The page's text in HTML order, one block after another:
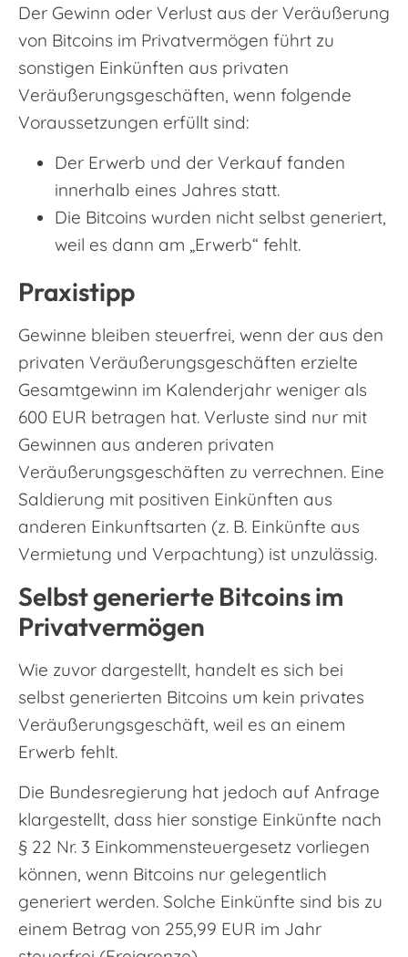
Der Gewinn oder Verlust aus der Veräußerung
von Bitcoins im Privatvermögen führt zu
sonstigen Einkünften aus privaten
Veräußerungsgeschäften, wenn folgende
Voraussetzungen erfüllt sind:
Der Erwerb und der Verkauf fanden
innerhalb eines Jahres statt.
Die Bitcoins wurden nicht selbst generiert,
weil es dann am „Erwerb“ fehlt.
Praxistipp
Gewinne bleiben steuerfrei, wenn der aus den
privaten Veräußerungsgeschäften erzielte
Gesamtgewinn im Kalenderjahr weniger als
600 EUR betragen hat. Verluste sind nur mit
Gewinnen aus anderen privaten
Veräußerungsgeschäften zu verrechnen. Eine
Saldierung mit positiven Einkünften aus
anderen Einkunftsarten (z. B. Einkünfte aus
Vermietung und Verpachtung) ist unzulässig.
Selbst generierte Bitcoins im
Privatvermögen
Wie zuvor dargestellt, handelt es sich bei
selbst generierten Bitcoins um kein privates
Veräußerungsgeschäft, weil es an einem
Erwerb fehlt.
Die Bundesregierung hat jedoch auf Anfrage
klargestellt, dass hier sonstige Einkünfte nach
§ 22 Nr. 3 Einkommensteuergesetz vorliegen
können, wenn Bitcoins nur gelegentlich
generiert werden. Solche Einkünfte sind bis zu
einem Betrag von 255,99 EUR im Jahr